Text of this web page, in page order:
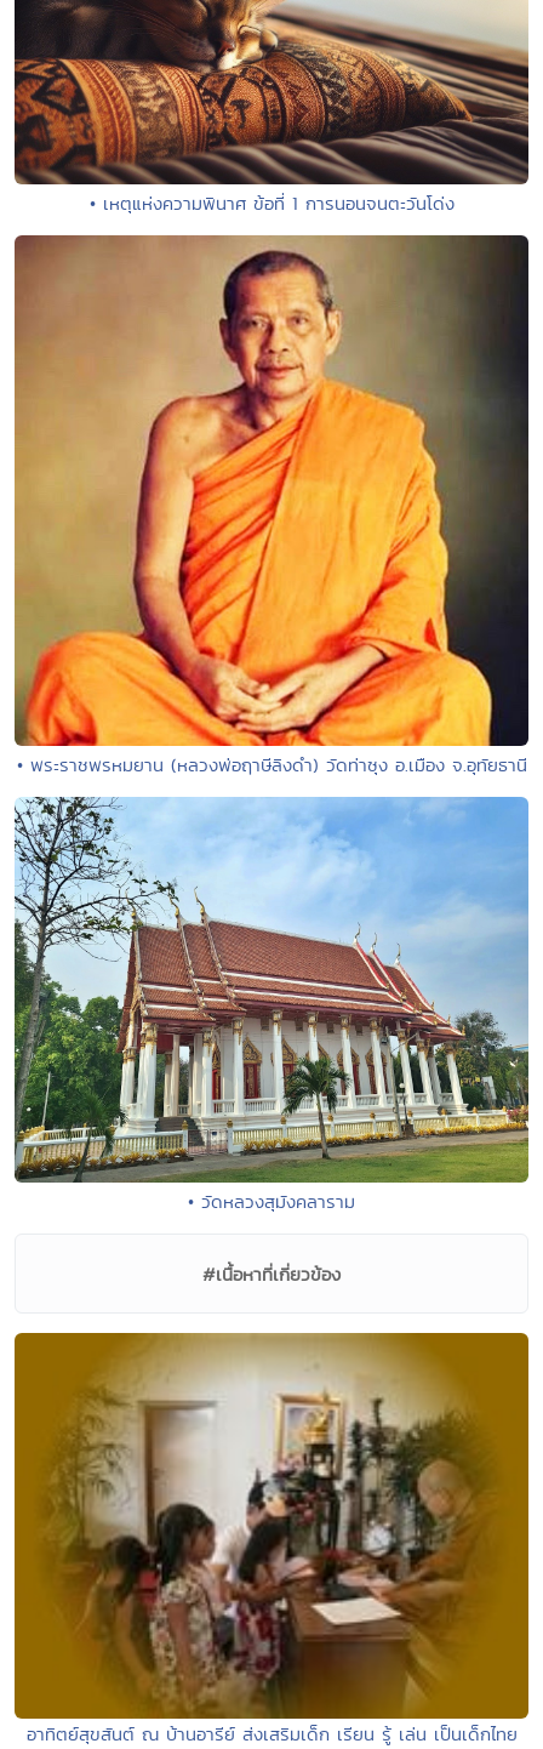
• เหตุแห่งความพินาศ ข้อที่ 1 การนอนจนตะวันโด่ง
• พระราชพรหมยาน (หลวงพ่อฤาษีลิงดำ) วัดท่าซุง อ.เมือง จ.อุทัยธานี
• วัดหลวงสุมังคลาราม
#เนื้อหาที่เกี่ยวข้อง
อาทิตย์สุขสันต์ ณ บ้านอารีย์ ส่งเสริมเด็ก เรียน รู้ เล่น เป็นเด็กไทย